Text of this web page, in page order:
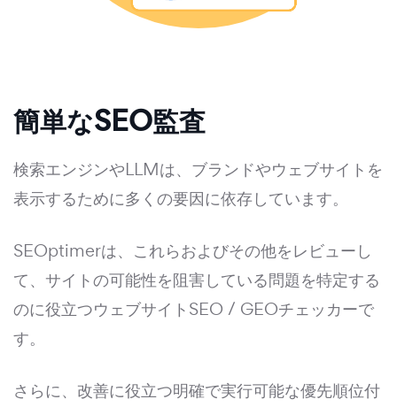
簡単なSEO監査
検索エンジンやLLMは、ブランドやウェブサイトを
表示するために多くの要因に依存しています。
SEOptimerは、これらおよびその他をレビューし
て、サイトの可能性を阻害している問題を特定する
のに役立つウェブサイトSEO / GEOチェッカーで
す。
さらに、改善に役立つ明確で実行可能な優先順位付